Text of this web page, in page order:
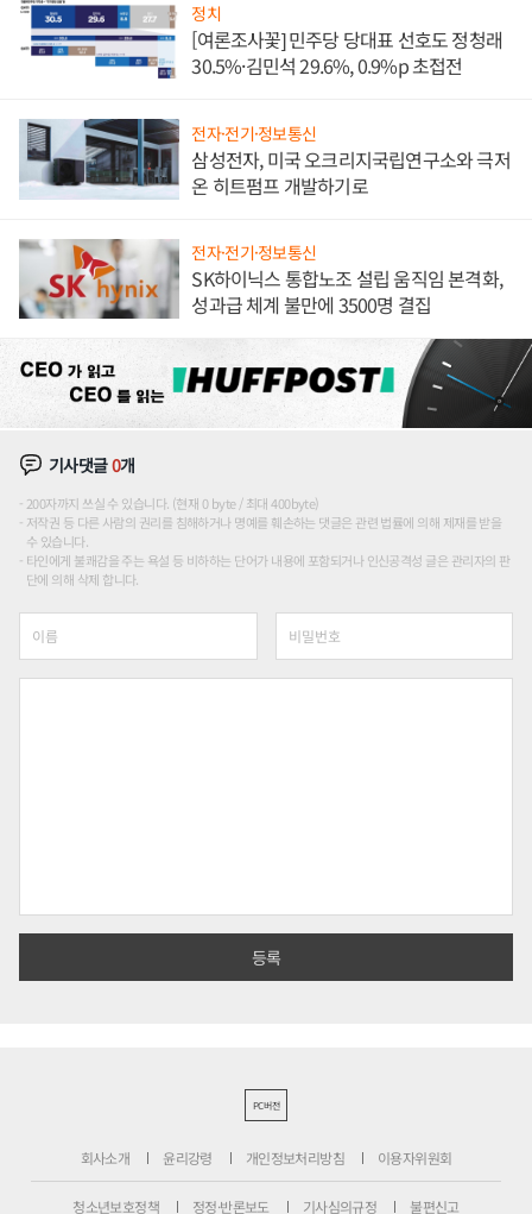
정치
[여론조사꽃] 민주당 당대표 선호도 정청래
30.5%·김민석 29.6%, 0.9%p 초접전
전자·전기·정보통신
삼성전자, 미국 오크리지국립연구소와 극저
온 히트펌프 개발하기로
전자·전기·정보통신
SK하이닉스 통합노조 설립 움직임 본격화,
성과급 체계 불만에 3500명 결집
기사댓글0개
200자까지 쓰실 수 있습니다. (현재 0 byte / 최대 400byte)
저작권 등 다른 사람의 권리를 침해하거나 명예를 훼손하는 댓글은 관련 법률에 의해 제재를 받을
수 있습니다.
타인에게 불쾌감을 주는 욕설 등 비하하는 단어가 내용에 포함되거나 인신공격성 글은 관리자의 판
단에 의해 삭제 합니다.
PC버전
회사소개 윤리강령 개인정보처리방침 이용자위원회
청소년보호정책 정정·반론보도 기사심의규정 불편신고